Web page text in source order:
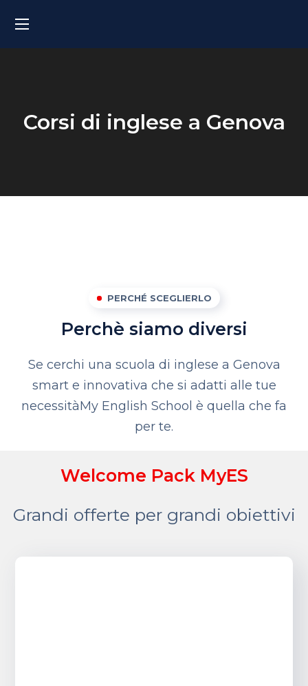
Corsi di inglese a Genova
PERCHÉ SCEGLIERLO
Perchè siamo diversi
Se cerchi una scuola di inglese a Genova
smart e innovativa che si adatti alle tue
necessitàMy English School è quella che fa
per te.
Welcome Pack MyES
Grandi offerte per grandi obiettivi